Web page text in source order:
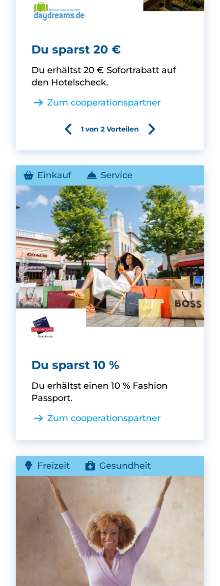
daydreams -
Du sparst 20 €
Du erhältst 20 € Sofortrabatt auf
den Hotelscheck.
Zum cooperationspartner
1 von 2 Vorteilen
Einkauf Service
Designer Outlet Neumünster -
Du sparst 10 %
Du erhältst einen 10 % Fashion
Passport.
Zum cooperationspartner
Freizeit Gesundheit